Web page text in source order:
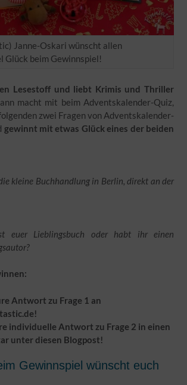
Janne-Oskari wünscht allen
Glück beim Gewinnspiel!
Lesestoff und liebt Krimis und Thriller
macht mit beim Adventskalender-Quiz,
zwei Fragen von Adventskalender-
gewinnt mit etwas Glück eines der beiden
kleine Buchhandlung in Berlin, direkt an der
euer Lieblingsbuch oder habt ihr einen
Antwort zu Frage 1 an
individuelle Antwort zu Frage 2 in einen
unter diesen Blogpost!
Gewinnspiel wünscht euch